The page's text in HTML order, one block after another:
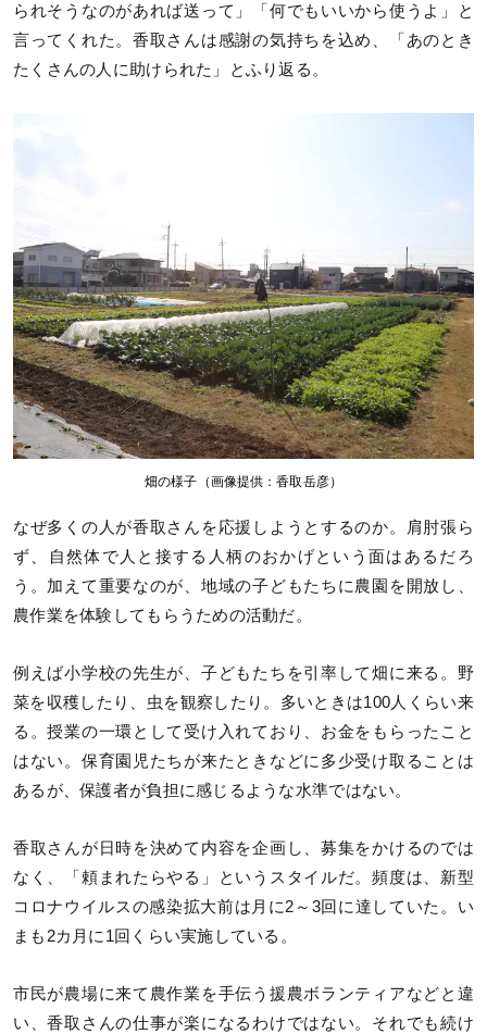
られそうなのがあれば送って」「何でもいいから使うよ」と
言ってくれた。香取さんは感謝の気持ちを込め、「あのとき
たくさんの人に助けられた」とふり返る。
畑の様子（画像提供：香取岳彦）
なぜ多くの人が香取さんを応援しようとするのか。肩肘張ら
ず、自然体で人と接する人柄のおかげという面はあるだろ
う。加えて重要なのが、地域の子どもたちに農園を開放し、
農作業を体験してもらうための活動だ。
例えば小学校の先生が、子どもたちを引率して畑に来る。野
菜を収穫したり、虫を観察したり。多いときは100人くらい来
る。授業の一環として受け入れており、お金をもらったこと
はない。保育園児たちが来たときなどに多少受け取ることは
あるが、保護者が負担に感じるような水準ではない。
香取さんが日時を決めて内容を企画し、募集をかけるのでは
なく、「頼まれたらやる」というスタイルだ。頻度は、新型
コロナウイルスの感染拡大前は月に2～3回に達していた。い
まも2カ月に1回くらい実施している。
市民が農場に来て農作業を手伝う援農ボランティアなどと違
い、香取さんの仕事が楽になるわけではない。それでも続け